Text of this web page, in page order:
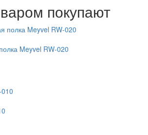
покупают
Meyvel RW-020